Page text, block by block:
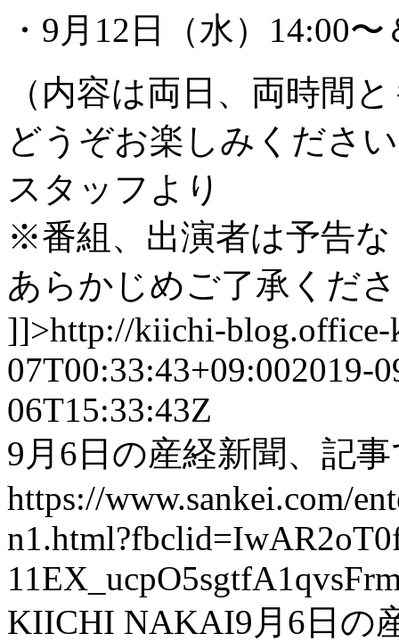
・9月12日（水）14:00〜
（内容は両日、両時間
どうぞお楽しみくださ
スタッフより
※番組、出演者は予告
あらかじめご了承くだ
]]>http://kiichi-blog.office-
07T00:33:43+09:002019-
06T15:33:43Z
9月6日の産経新聞、記
https://www.sankei.com/
KIICHI NAKAI9月6日の